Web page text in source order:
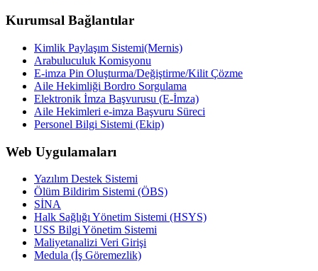
Kurumsal Bağlantılar
Kimlik Paylaşım Sistemi(Mernis)
Arabuluculuk Komisyonu
E-imza Pin Oluşturma/Değiştirme/Kilit Çözme
Aile Hekimliği Bordro Sorgulama
Elektronik İmza Başvurusu (E-İmza)
Aile Hekimleri e-imza Başvuru Süreci
Personel Bilgi Sistemi (Ekip)
Web Uygulamaları
Yazılım Destek Sistemi
Ölüm Bildirim Sistemi (ÖBS)
SİNA
Halk Sağlığı Yönetim Sistemi (HSYS)
USS Bilgi Yönetim Sistemi
Maliyetanalizi Veri Girişi
Medula (İş Göremezlik)